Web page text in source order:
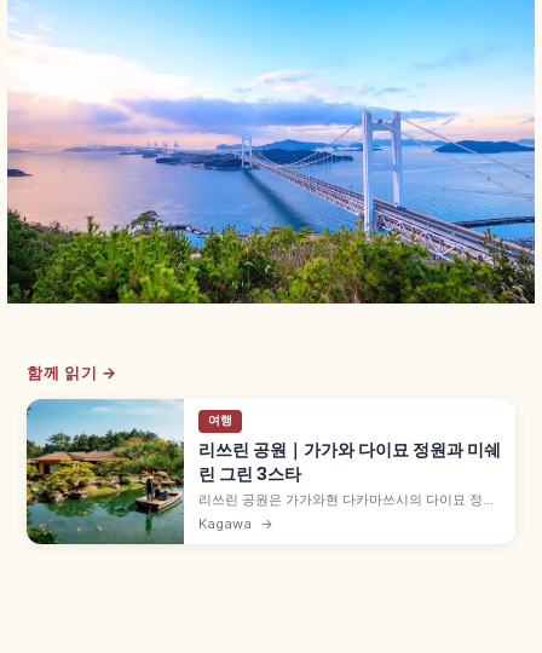
함께 읽기 →
여행
리쓰린 공원｜가가와 다이묘 정원과 미쉐
린 그린 3스타
리쓰린 공원은 가가와현 다카마쓰시의 다이묘 정원
으로, 일본 국가 지정 특별명승입니다. 16세기 후반
시작, 100년 이상 다카마쓰번 마쓰다이라 가문이
Kagawa →